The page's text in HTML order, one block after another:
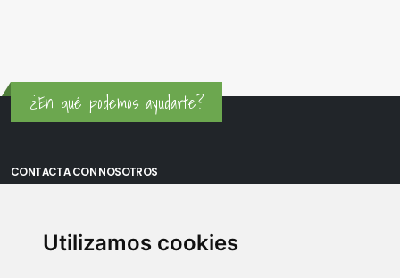
Utilizamos cookies
¿En qué podemos ayudarte?
CONTACTA CON NOSOTROS
Oficina Vitoria: Boulevard de Salburua 8, planta 3, 01002 - Vitoria-